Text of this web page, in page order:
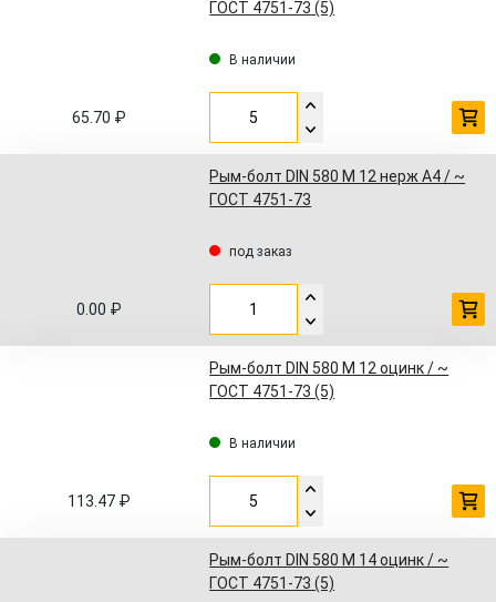
ГОСТ 4751-73 (5)
В наличии
65.70 ₽
Рым-болт DIN 580 M 12 нерж A4 / ~
ГОСТ 4751-73
под заказ
0.00 ₽
Рым-болт DIN 580 M 12 оцинк / ~
ГОСТ 4751-73 (5)
В наличии
113.47 ₽
Рым-болт DIN 580 M 14 оцинк / ~
ГОСТ 4751-73 (5)